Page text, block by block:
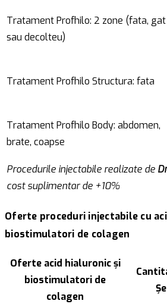
Tratament Profhilo: 2 zone (fata, gat
sau decolteu)
Tratament Profhilo Structura: fata
Tratament Profhilo Body: abdomen,
brate, coapse
Procedurile injectabile realizate de
cost suplimentar de +10%
Oferte proceduri injectabile cu
biostimulatori de colagen
Oferte acid hialuronic și
biostimulatori de
colagen